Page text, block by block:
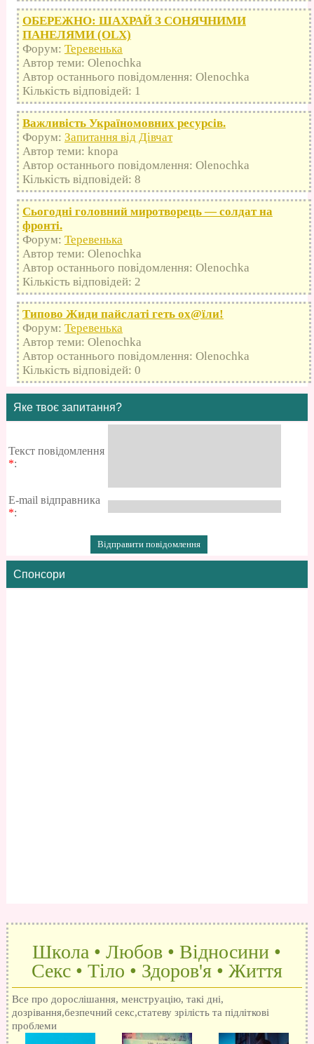
ОБЕРЕЖНО: ШАХРАЙ З СОНЯЧНИМИ
ПАНЕЛЯМИ (OLX)
Форум: Теревенька
Автор теми: Olenochka
Автор останнього повідомлення: Olenochka
Кількість відповідей: 1
Важливість Україномовних ресурсів.
Форум: Запитання від Дівчат
Автор теми: knopa
Автор останнього повідомлення: Olenochka
Кількість відповідей: 8
Сьогодні головний миротворець — солдат на
фронті.
Форум: Теревенька
Автор теми: Olenochka
Автор останнього повідомлення: Olenochka
Кількість відповідей: 2
Типово Жиди пайслаті геть оx@їли!
Форум: Теревенька
Автор теми: Olenochka
Автор останнього повідомлення: Olenochka
Кількість відповідей: 0
Яке твоє запитання?
Текст повідомлення
*:
E-mail відправника
*:
Спонсори
Школа • Любов • Відносини •
Секс • Тіло • Здоров'я • Життя
Все про дорослішання, менструацію, такі дні,
дозрівання,безпечний секс,статеву зрілість та підліткові
проблеми